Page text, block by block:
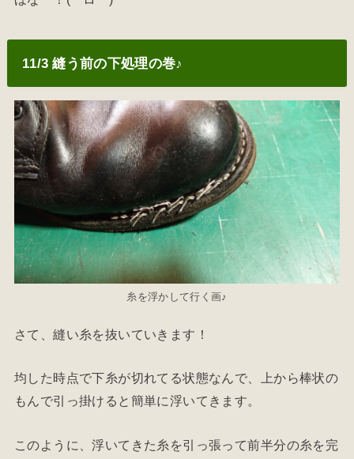
11/3 縫う前の下処理の巻♪
糸を浮かして行く画♪
さて、縫い糸を抜いていきます！
均した時点で下糸が切れてる状態なんで、上から棒状の
もんで引っ掛けると簡単に浮いてきます。
このように、浮いてきた糸を引っ張って前半分の糸を完